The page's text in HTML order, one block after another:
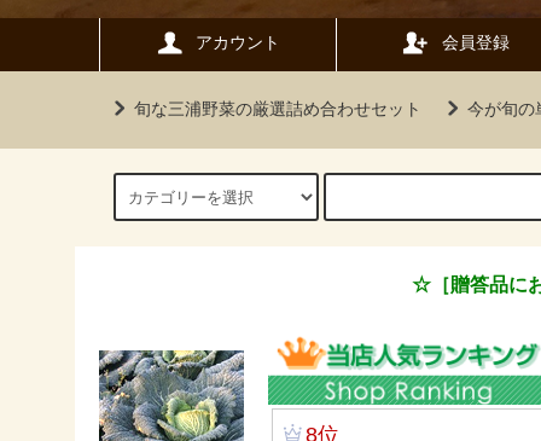
アカウント 会員登録
旬な三浦野菜の厳選詰め合わせセット 今が旬の
☆［贈答品に